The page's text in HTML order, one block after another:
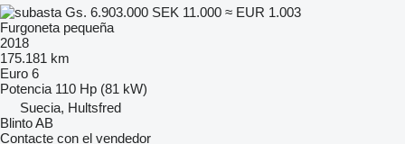
Gs. 6.903.000 SEK 11.000 ≈ EUR 1.003
Furgoneta pequeña
2018
175.181 km
Euro 6
Potencia 110 Hp (81 kW)
Suecia, Hultsfred
Blinto AB
Contacte con el vendedor